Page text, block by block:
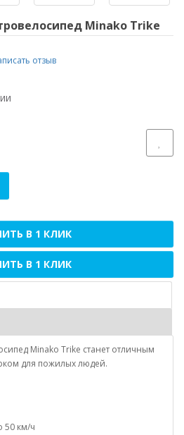
Minako Trike
отзыв
В 1 КЛИК
В 1 КЛИК
Minako Trike станет отличным
для пожилых людей.
50 км/ч